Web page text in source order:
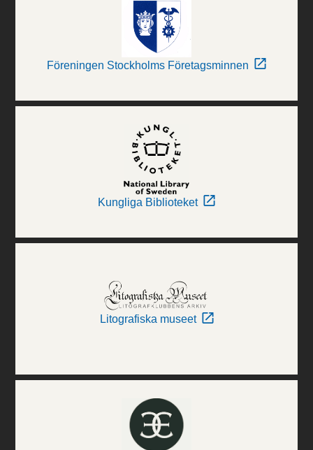
Föreningen Stockholms Företagsminnen
Kungliga Biblioteket
Litografiska museet